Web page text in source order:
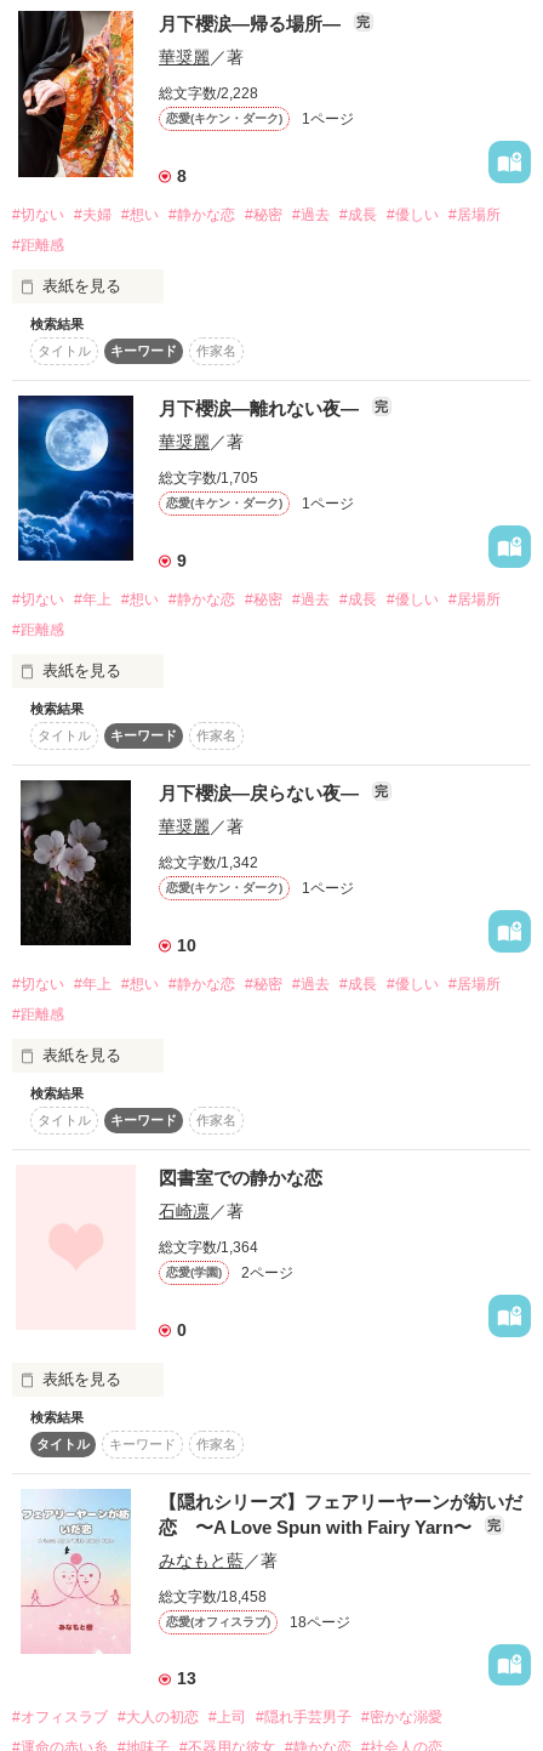
作品を読む
月下櫻涙―帰る場所― 完
華奨麗／著
総文字数/2,228
恋愛(キケン・ダーク) 1ページ
8
#切ない #夫婦 #想い #静かな恋 #秘密 #過去 #成長 #優しい #居場所
#距離感
表紙を見る
人は、必ずしも血で家族になるわけではない。
長い年月を共に生き、
失い、諦め、言葉にできない想いを胸にしまい込みながら、
それでも「選び続けた先」に、静かな幸福が待っていることも
ある。
これは、派手な恋でも、劇的な運命でもない。
声高に語られる愛でもなければ、誰かに誇れる物語でもない。
けれどーー
夜、灯を落とす前に、
「おかえり」と言える場所があること。
そして、帰る場所を必要としている"あの子”がいること。
そのすべてを受け入れると決めた女の、静かで、確かな心の物
語。
読み終えたあと、あなたの胸にも、小さな灯が残りますよう
に。
作品を読む
検索結果
タイトル
キーワード 作家名
月下櫻涙―離れない夜― 完
華奨麗 ／著
総文字数/1,705
恋愛(キケン・ダーク) 1ページ
9
#切ない #年上 #想い #静かな恋 #秘密 #過去 #成長 #優しい #居場所
#距離感
表紙を見る
人を想うということが、
ここまで重く、静かで、逃げ場のないものだとは知らなかっ
た。
闇に生きる男は、ひとりの少女と出会い、守ることと、失うこ
との境目を、少しずつ見失っていく。
名を呼ぶ声。
隣にある温もり。
触れた指先に残る、確かな感触。
日常でありながら、いつ壊れてもおかしくないものだった。
検索結果
タイトル
キーワード 作家名
月下櫻涙―戻らない夜― 完
華奨麗 ／著
総文字数/1,342
恋愛(キケン・ダーク) 1ページ
10
#切ない #年上 #想い #静かな恋 #秘密 #過去 #成長 #優しい #居場所
#距離感
表紙を見る
夜が怖かった。
何も言われなくても、置いていかれる気がして。
――それでも私は、生きてきた。
「月下櫻涙」は、
一度“捨てられた記憶”を持つ少女・桜が、
芸妓一座という流れゆく居場所の中で、
少しずつ「戻っていい場所」を自分の中に作っていく物語で
触れても、縛られない。
名前を呼ばれても、所有されない。
それでも確かに存在する、
静かで、あたたかくて、切ない関係。
夜になると、手を伸ばしたくなる。
でも、掴まなくてもいい自分になっていく。
その過程を、丁寧に、痛みごと描いています。
予告編では、
桜が「誰かにすがらずに眠れるようになる夜」を切り取ってい
泣きたい夜がある人へ。
誰にも言えない不安を抱えたまま、大人になってしまった人
検索結果
タイトル
キーワード 作家名
図書室での静かな恋
石崎凛／著
総文字数/1,364
恋愛(学園) 2ページ
0
表紙を見る
これが私の初めての作品です。
実話を少し入れてリアルに書いてみました。
上手く書けてるか分からないですが皆さん是非読んで見て下さ
い。
作品を読む
検索結果
タイトル
キーワード 作家名
【隠れシリーズ】フェアリーヤーンが紡いだ
恋 〜A Love Spun with Fairy Yarn〜
完
みなもと藍／著
総文字数/18,458
恋愛(オフィスラブ) 18ページ
13
#オフィスラブ #大人の初恋 #上司 #隠れ手芸男子 #密かな溺愛